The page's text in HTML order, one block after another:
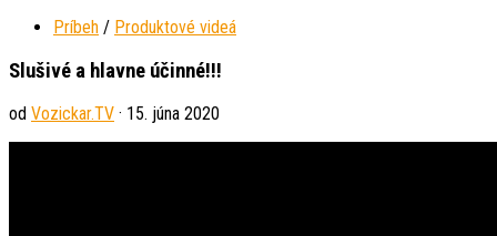
Príbeh / Produktové videá
Slušivé a hlavne účinné!!!
od Vozickar.TV · 15. júna 2020